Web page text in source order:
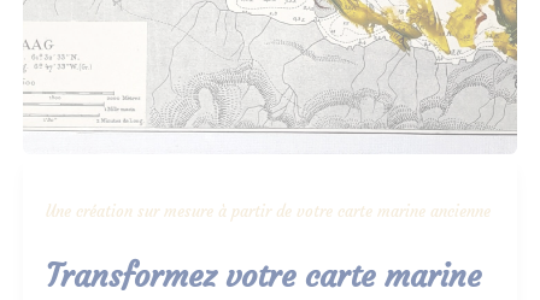
Une création sur mesure à partir de votre carte marine ancienne
Transformez votre carte marine